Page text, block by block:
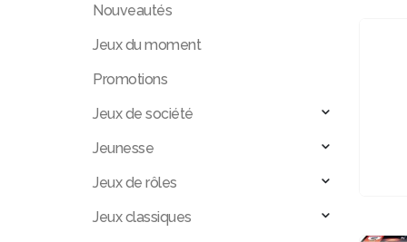
Nouveautés
Jeux du moment
Promotions
Jeux de société
Jeunesse
Jeux de rôles
Jeux classiques